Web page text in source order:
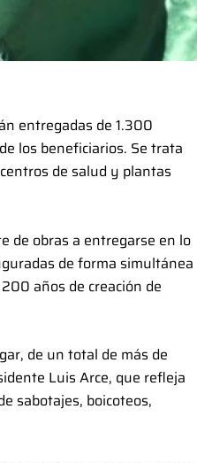
entregadas de 1.300
los beneficiarios. Se trata
de salud y plantas
de obras a entregarse en lo
de forma simultánea
años de creación de
de un total de más de
Luis Arce, que refleja
sabotajes, boicoteos,